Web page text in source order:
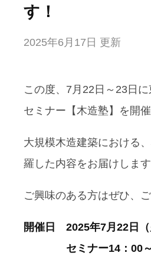
す！
2025年6月17日 更新
この度、7月22日～23日
セミナー【木造塾】を開
大規模木造建築における
羅した内容をお届けします
ご興味のある方はぜひ、
開催日 2025年7月22日
セミナー14：00～17